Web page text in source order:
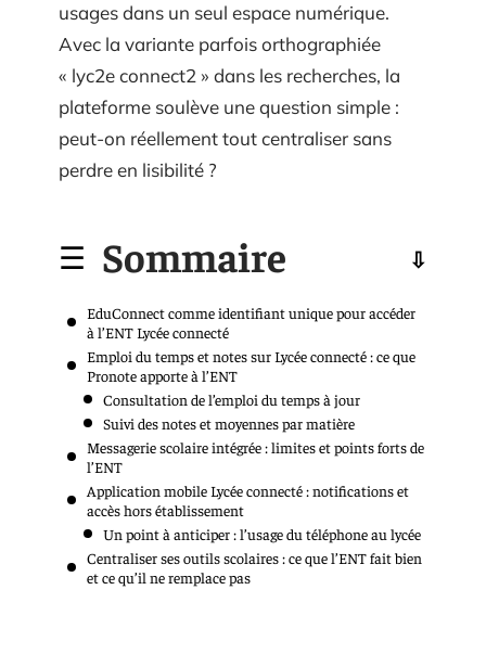
usages dans un seul espace numérique.
Avec la variante parfois orthographiée
« lyc2e connect2 » dans les recherches, la
plateforme soulève une question simple :
peut-on réellement tout centraliser sans
perdre en lisibilité ?
Sommaire
EduConnect comme identifiant unique pour accéder
à l’ENT Lycée connecté
Emploi du temps et notes sur Lycée connecté : ce que
Pronote apporte à l’ENT
Consultation de l’emploi du temps à jour
Suivi des notes et moyennes par matière
Messagerie scolaire intégrée : limites et points forts de
l’ENT
Application mobile Lycée connecté : notifications et
accès hors établissement
Un point à anticiper : l’usage du téléphone au lycée
Centraliser ses outils scolaires : ce que l’ENT fait bien
et ce qu’il ne remplace pas